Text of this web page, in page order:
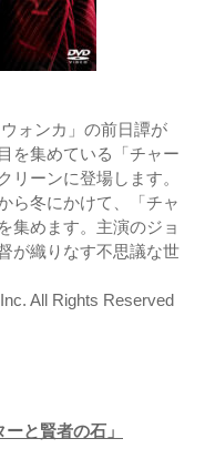
ォンカ」の前日譚が
を集めている「チャー
リーンに登場します。
ら冬にかけて、「チャ
集めます。主演のジョ
が織りなす不思議な世
All Rights Reserved
と賢者の石」